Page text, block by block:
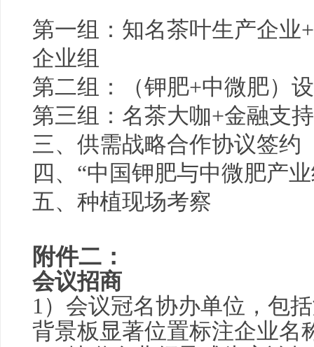
第一组：知名茶叶生产企业
企业组
第二组：（钾肥+中微肥）
第三组：名茶大咖+金融支
三、供需战略合作协议签约
四、“中国钾肥与中微肥产
五、种植现场考察
附件二：
会议招商
1）会议冠名协办单位，包
背景板显著位置标注企业名